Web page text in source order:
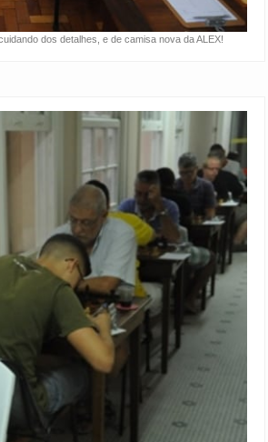
dos detalhes, e de camisa nova da ALEX!